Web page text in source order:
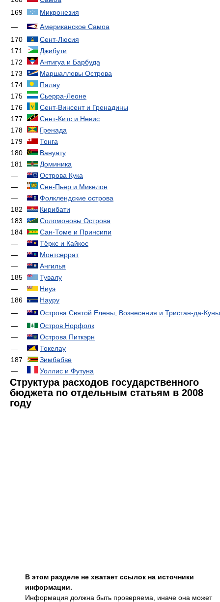
169
Микронезия
—
Американское Самоа
170
Сент-Люсия
171
Джибути
172
Антигуа и Барбуда
173
Маршалловы Острова
174
Палау
175
Сьерра-Леоне
176
Сент-Винсент и Гренадины
177
Сент-Китс и Невис
178
Гренада
179
Тонга
180
Вануату
181
Доминика
—
Острова Кука
—
Сен-Пьер и Микелон
—
Фолклендские острова
182
Кирибати
183
Соломоновы Острова
184
Сан-Томе и Принсипи
—
Тёркс и Кайкос
—
Монтсеррат
—
Ангилья
185
Тувалу
—
Ниуэ
186
Науру
—
Острова Святой Елены, Вознесения и Тристан-да-
—
Остров Норфолк
—
Острова Питкэрн
—
Токелау
187
Зимбабве
—
Уоллис и Футуна
Структура расходов государственного
бюджета по отдельным статьям в 2008
году
В этом разделе не хватает ссылок на источники
информации.
Информация должна быть проверяема, иначе она может